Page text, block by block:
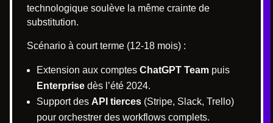
technologique soulève la même crainte de
substitution.
Scénario à court terme (12-18 mois) :
Extension aux comptes ChatGPT Team puis
Enterprise dès l’été 2024.
Support des API tierces (Stripe, Slack, Trello)
pour orchestrer des workflows complets.